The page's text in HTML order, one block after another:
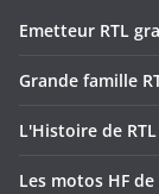
Emetteur RTL
Grande famille
L'Histoire de RTL
Les motos HF de